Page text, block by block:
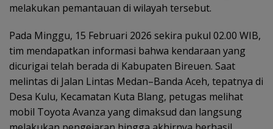
melakukan pemantauan di wilayah tersebut.
Pada Minggu, 15 Februari 2026 sekira pukul 02.00 WIB,
tim mendapatkan informasi bahwa kendaraan yang
dicurigai telah berada di Kabupaten Bireuen. Saat
melintas di Jalan Lintas Medan–Banda Aceh, tepatnya di
Desa Kulu, Kecamatan Kuta Blang, petugas melihat
mobil Toyota Avanza yang dimaksud dan langsung